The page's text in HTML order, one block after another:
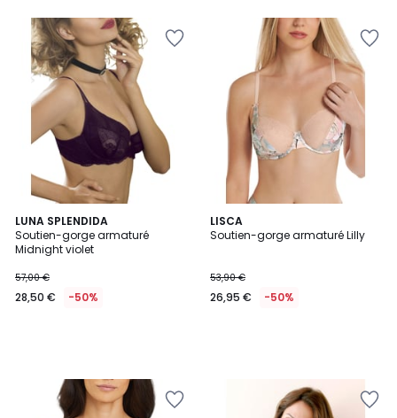
LUNA SPLENDIDA
Soutien-gorge armaturé
Midnight violet
57,00 €
28,50 € -50%
LISCA
Soutien-gorge armaturé Lilly
53,90 €
26,95 € -50%